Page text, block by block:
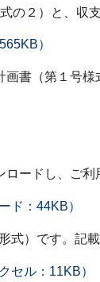
の２）と、収
）
書（第１号
ードし、ご利
ド：44KB）
式）です。記載
セル：11KB）